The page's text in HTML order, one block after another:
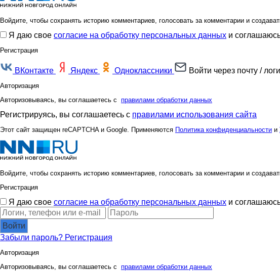
Войдите, чтобы сохранять историю комментариев, голосовать за комментарии и
Я даю свое согласие на обработку персональных данных и
Регистрация
ВКонтакте Яндекс Одноклассники Войти через почту /
Авторизация
Авторизовываясь, вы соглашаетесь с правилами обработки данных
Регистрируясь, вы соглашаетесь с правилами использования сайта
Этот сайт защищен reCAPTCHA и Google. Применяются Политика конфиденциальности и
Войдите, чтобы сохранять историю комментариев, голосовать за комментарии и
Регистрация
Я даю свое согласие на обработку персональных данных и
Войти
Забыли пароль? Регистрация
Авторизация
Авторизовываясь, вы соглашаетесь с правилами обработки данных